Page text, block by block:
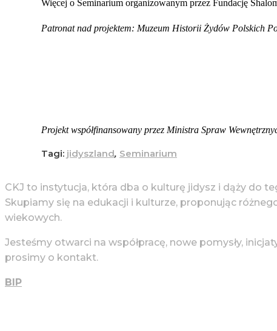
Więcej o Seminarium organizowanym przez Fundację
Patronat nad projektem: Muzeum Historii Żydów Polskich
Projekt współfinansowany przez Ministra Spraw
Tagi: jidyszland, Seminarium
CKJ to instytucja, która dba o kulturę jidysz i dąży do
Skupiamy się na edukacji i kulturze, proponując
wiekowych.
Jesteśmy otwarci na współpracę, nowe pomysły,
prosimy o kontakt.
BIP